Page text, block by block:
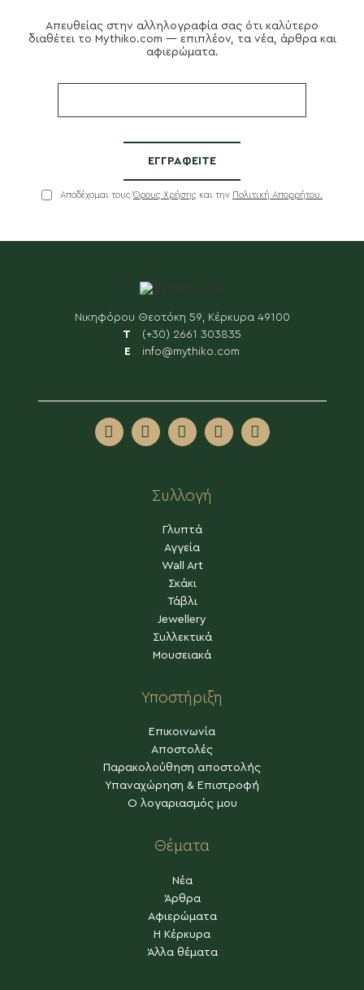
Απευθείας στην αλληλογραφία σας ότι καλύτερο
διαθέτει το Mythiko.com — επιπλέον, τα νέα, άρθρα και
αφιερώματα.
Αποδέχομαι τουςΌρους Χρήσης και την Πολιτική Απορρήτου.
Νικηφόρου Θεοτόκη 59, Κέρκυρα 49100
Τ
(+30) 2661 303835
Ε
info@mythiko.com
Συλλογή
Γλυπτά
Αγγεία
Wall Art
Σκάκι
Τάβλι
Jewellery
Συλλεκτικά
Μουσειακά
Υποστήριξη
Επικοινωνία
Αποστολές
Παρακολούθηση αποστολής
Υπαναχώρηση & Επιστροφή
Ο λογαριασμός μου
Θέματα
Νέα
Άρθρα
Αφιερώματα
Η Κέρκυρα
Άλλα θέματα